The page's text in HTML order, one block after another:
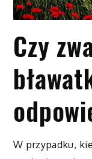
Czy
W przypadku,